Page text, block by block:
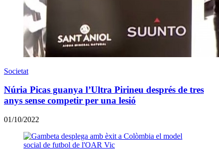
Societat
Núria Picas guanya l’Ultra Pirineu després de tres
anys sense competir per una lesió
01/10/2022